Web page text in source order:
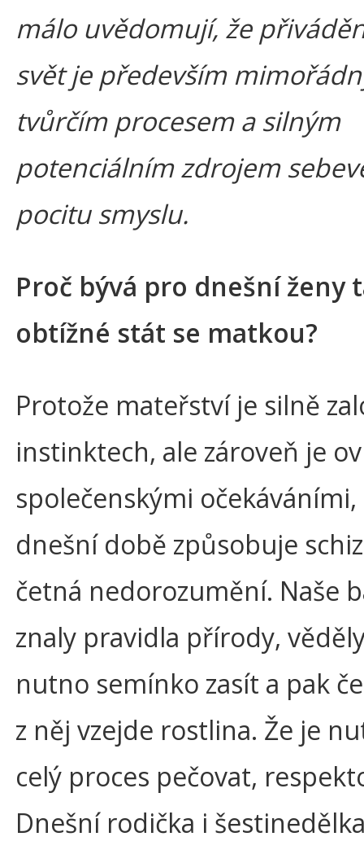
málo uvědomují, že
svět je především
tvůrčím procesem a silným
potenciálním zdrojem
pocitu smyslu.
Proč bývá pro dnešní ženy
obtížné stát se matkou?
Protože mateřství je silně
instinktech, ale zároveň je
společenskými očekáváními,
dnešní době způsobuje
četná nedorozumění. Naše
znaly pravidla přírody,
nutno semínko zasít a pak
z něj vzejde rostlina. Že je
celý proces pečovat,
Dnešní rodička i